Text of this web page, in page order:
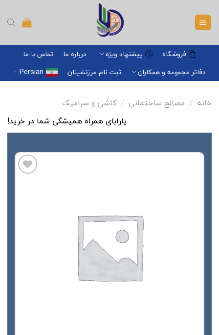
content
فروشگاه پیشنهاد ویژه درباره ما
تماس با ما
دفاتر مجموعه و همکاران
ثبت نام مرزنشینان Persian
▼
خانه / مصالح ساختمانی / کاشی و سرامیک
یارابای همراه همیشگی شما در خرید!